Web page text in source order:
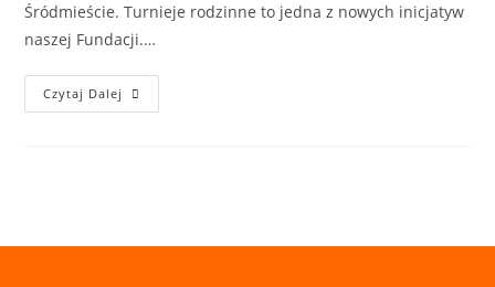
Śródmieście. Turnieje rodzinne to jedna z nowych inicjatyw
naszej Fundacji.…
Czytaj Dalej